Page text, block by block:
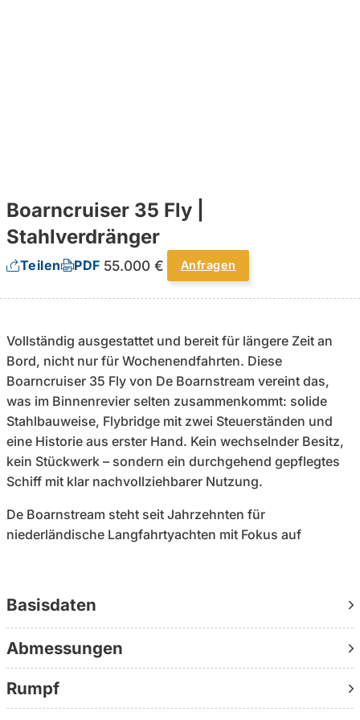
Boarncruiser 35 Fly |
Stahlverdränger
Teilen PDF 55.000 € Anfragen
Vollständig ausgestattet und bereit für längere Zeit an
Bord, nicht nur für Wochenendfahrten. Diese
Boarncruiser 35 Fly von De Boarnstream vereint das,
was im Binnenrevier selten zusammenkommt: solide
Stahlbauweise, Flybridge mit zwei Steuerständen und
eine Historie aus erster Hand. Kein wechselnder Besitz,
kein Stückwerk – sondern ein durchgehend gepflegtes
Schiff mit klar nachvollziehbarer Nutzung.
De Boarnstream steht seit Jahrzehnten für
niederländische Langfahrtyachten mit Fokus auf
Volvo Penta TAMD 31 Turbodiesel (Wartung 2024,
belegt) und ein dokumentierter Verbrauch von 0,56
Kilometer. Sie planen nicht mit Annahmen, sondern mit
Die Ausstattung ist konsequent auf Autarkie ausgelegt:
Basisdaten
Abmessungen
Rumpf